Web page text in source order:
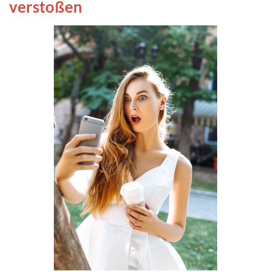
verstoßen